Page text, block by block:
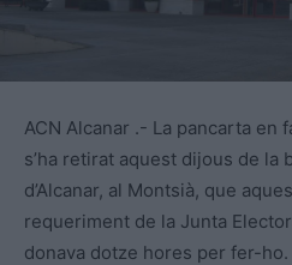
ACN Alcanar .- La pancarta en
s’ha retirat aquest dijous de la
d’Alcanar, al Montsià, que
requeriment de la Junta
donava dotze hores per fer-ho.